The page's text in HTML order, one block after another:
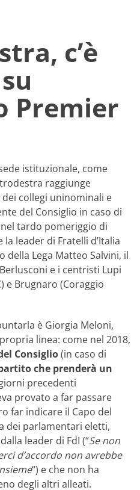
c’è
Premier
istituzionale, come
raggiunge
collegi uninominali e
del Consiglio in caso di
tardo pomeriggio di
leader di Fratelli d’Italia
della Lega Matteo Salvini, il
e i centristi Lupi
e Brugnaro (Coraggio
è Giorgia Meloni,
linea: come nel 2018,
Consiglio(in caso di
che prenderà un
precedenti
provato a far passare
far indicare il Capo del
dei parlamentari eletti,
leader di FdI (“Se non
d’accordo non avrebbe
“) e che non ha
degli altri alleati.